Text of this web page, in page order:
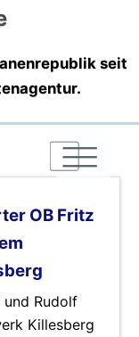
seit
|
|
|
OB Fritz
Rudolf
Killesberg